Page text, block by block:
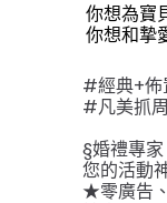
你想為寶
你想和摯
#經典+佈
#凡美抓周
§婚禮專
您的活動
★零廣告